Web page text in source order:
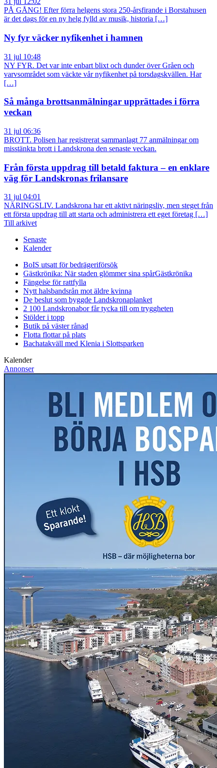
PÅ GÅNG! Efter förra helgens stora 250-årsfirande i Borstahusen
är det dags för en ny helg fylld av musik, historia […]
Ny fyr väcker nyfikenhet i hamnen
31 jul 10:48
NY FYR. Det var inte enbart blixt och dunder över Gråen och
varvsområdet som väckte vår nyfikenhet på torsdagskvällen. Har
[…]
Så många brottsanmälningar upprättades i förra
veckan
31 jul 06:36
BROTT. Polisen har registrerat sammanlagt 77 anmälningar om
misstänkta brott i Landskrona den senaste veckan.
Från första uppdrag till betald faktura – en enklare
väg för Landskronas frilansare
31 jul 04:01
NÄRINGSLIV. Landskrona har ett aktivt näringsliv, men steget från
ett första uppdrag till att starta och administrera ett eget företag […]
Till arkivet
Senaste
Kalender
BoIS utsatt för bedrägeriförsök
Gästkrönika: När staden glömmer sina spårGästkrönika
Fängelse för rattfylla
Nytt halsbandsrån mot äldre kvinna
De beslut som byggde Landskronaplanket
2 100 Landskronabor får tycka till om tryggheten
Stölder i topp
Butik på väster rånad
Flotta flottar på plats
Bachatakväll med Klenia i Slottsparken
Kalender
Annonser